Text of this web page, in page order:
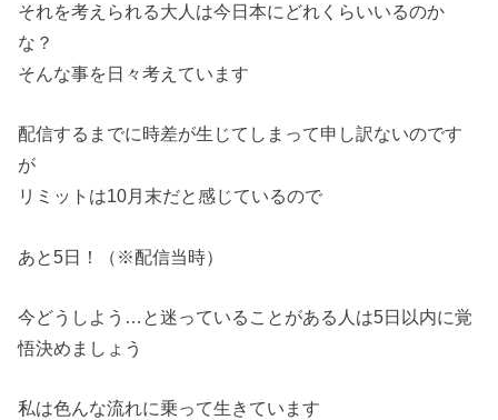
それを考えられる大人は今日本にどれくらいいるのか
な？
そんな事を日々考えています
配信するまでに時差が生じてしまって申し訳ないのです
が
リミットは10月末だと感じているので
あと5日！（※配信当時）
今どうしよう…と迷っていることがある人は5日以内に覚
悟決めま しょう
私は色んな流れに乗って生きています